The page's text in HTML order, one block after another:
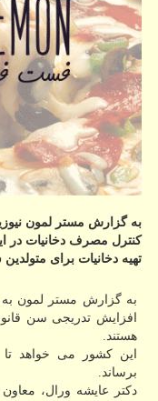
به گزارش مستر لمون
کنترل مصرف دخانیات در
تهیه دخانیات برای متولدین سال ۲۰۰۴ به
به گزارش مستر لمون به
افزایش تدریجی سن
هستند.
برساند.
دکتر عایشه ورال،